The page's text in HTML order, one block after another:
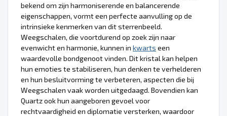
bekend om zijn harmoniserende en balancerende
eigenschappen, vormt een perfecte aanvulling op de
intrinsieke kenmerken van dit sterrenbeeld.
Weegschalen, die voortdurend op zoek zijn naar
evenwicht en harmonie, kunnen in kwarts een
waardevolle bondgenoot vinden. Dit kristal kan helpen
hun emoties te stabiliseren, hun denken te verhelderen
en hun besluitvorming te verbeteren, aspecten die bij
Weegschalen vaak worden uitgedaagd. Bovendien kan
Quartz ook hun aangeboren gevoel voor
rechtvaardigheid en diplomatie versterken, waardoor